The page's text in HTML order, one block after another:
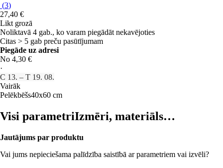
(3)
27,40 €
Likt grozā
Noliktavā 4 gab., ko varam piegādāt nekavējoties
Citas > 5 gab preču pasūtījumam
Piegāde uz adresi
No 4,30 €
·
C 13. – T 19. 08.
Vairāk
Pelēkbēšs40x60 cm
Visi parametriIzmēri, materiāls…
Jautājums par produktu
Vai jums nepieciešama palīdzība saistībā ar parametriem vai izvēli?